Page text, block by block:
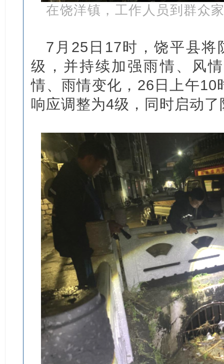
在饶洋镇，工作人员到群众
7月25日17时，饶平县将
级，并持续加强雨情、风
情、雨情变化，26日上午10
响应调整为4级，同时启动